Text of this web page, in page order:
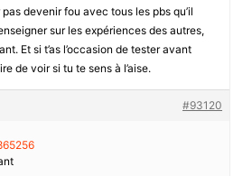
devenir fou avec tous les pbs qu’il
sur les expériences des autres,
Et si t’as l’occasion de tester avant
de voir si tu te sens à l’aise.
#93120